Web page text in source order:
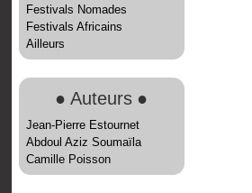
Festivals Nomades
Festivals Africains
Ailleurs
● Auteurs ●
Jean-Pierre Estournet
Abdoul Aziz Soumaïla
Camille Poisson